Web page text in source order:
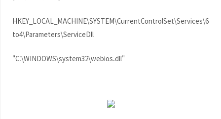
HKEY_LOCAL_MACHINE\SYSTEM\CurrentControlSet\Services\6
to4\Parameters\ServiceDll
"C:\WINDOWS\system32\webios.dll"